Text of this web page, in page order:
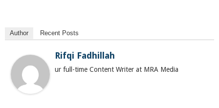
Author Recent Posts
Rifqi Fadhillah
ur full-time Content Writer at MRA Media